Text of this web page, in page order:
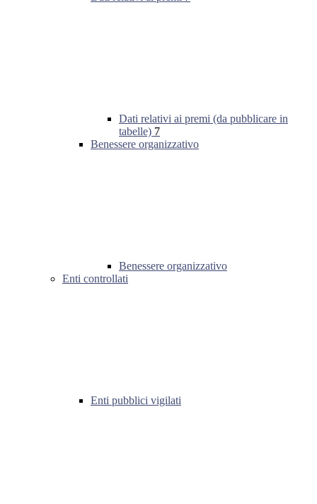
Dati relativi ai premi (da pubblicare in
tabelle) 7
Benessere organizzativo
Benessere organizzativo
Enti controllati
Enti pubblici vigilati